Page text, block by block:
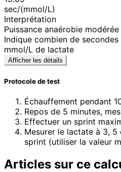
sec/(mmol/L)
Interprétation
Puissance anaérobie modérée
Indique combien de
mmol/L de lactate
Afficher les détails
Protocole de test
Échauffement pendant
Repos de 5 minutes,
Effectuer un sprint
Mesurer le lactate à 3,
sprint (utiliser la valeur
Articles sur ce